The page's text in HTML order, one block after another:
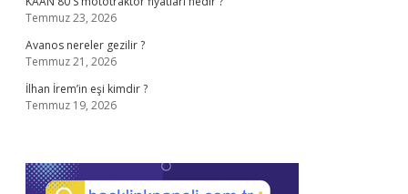
Temmuz 23, 2026
Avanos nereler gezilir ?
Temmuz 21, 2026
İlhan İrem’in eşi kimdir ?
Temmuz 19, 2026